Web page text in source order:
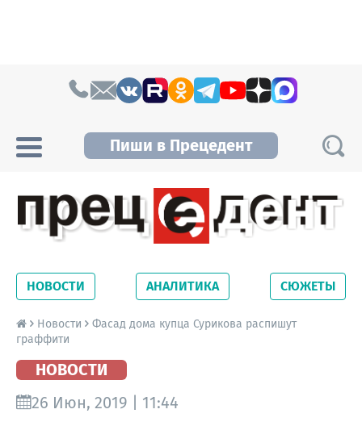
Пиши в Прецедент
Новосибирской области. Читайте свежие
новости на сайте сетевого издания
Precedent.
НОВОСТИ АНАЛИТИКА СЮЖЕТЫ
Новости
Фасад дома купца Сурикова распишут
граффити
НОВОСТИ
26 Июн, 2019 | 11:44